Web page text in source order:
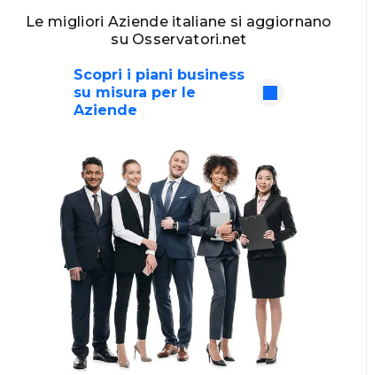
Le migliori Aziende italiane si aggiornano
su Osservatori.net
Scopri i piani business
su misura per le
Aziende